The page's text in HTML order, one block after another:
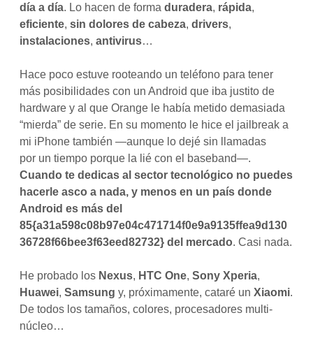
día a día. Lo hacen de formaduradera, rápida,
eficiente,sin dolores de cabeza,drivers,
instalaciones,antivirus…
Hace poco estuve rooteando un teléfono para tener
más posibilidades con un Android que iba justito de
hardware y al que Orange le había metido demasiada
“mierda” de serie. En su momento le hice el jailbreak a
mi iPhone también —aunque lo dejé sin llamadas
por un tiempo porque la lié con el baseband—.
Cuando te dedicas al sector tecnológico no puedes
hacerle asco a nada, y menos en un país donde
Android es más del
85{a31a598c08b97e04c471714f0e9a9135ffea9d130
36728f66bee3f63eed82732} del mercado. Casi nada.
He probado los Nexus, HTC One,Sony Xperia,
Huawei,Samsung y, próximamente, cataré unXiaomi.
De todos los tamaños, colores, procesadores multi-
núcleo…